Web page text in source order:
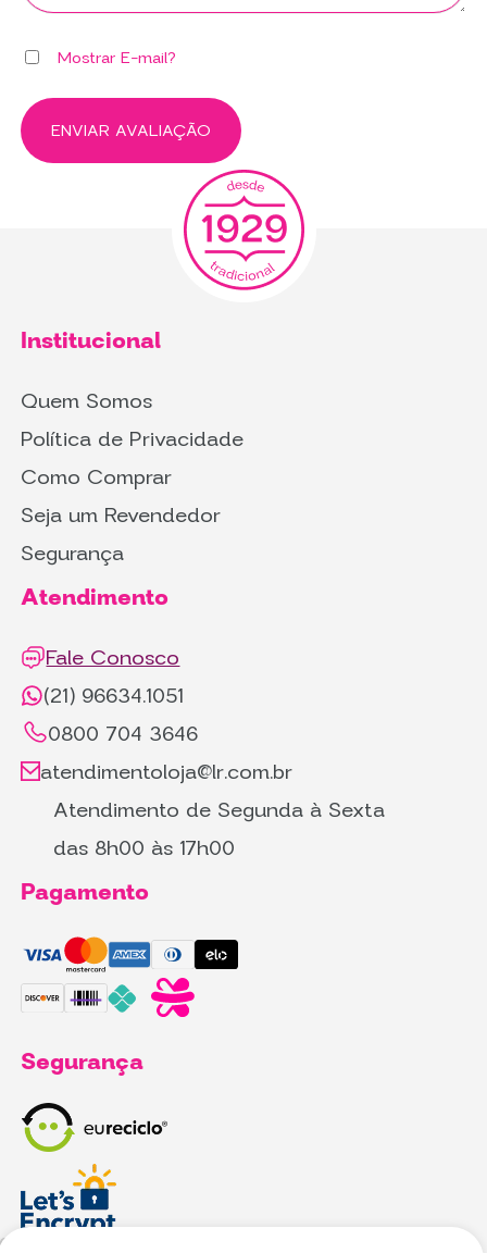
Mostrar E-mail?
ENVIAR AVALIAÇÃO
Institucional
Quem Somos
Política de Privacidade
Como Comprar
Seja um Revendedor
Segurança
Atendimento
Fale Conosco
(21) 96634.1051
0800 704 3646
atendimentoloja@lr.com.br
Atendimento de Segunda à Sexta
das 8h00 às 17h00
Pagamento
Segurança